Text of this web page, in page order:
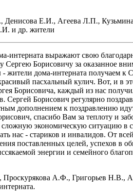
Денисова Е.И., Агеева Л.П.,
и др. жители
интерната выражают свою
Сергею Борисовичу за оказанное
жители дома-интерната получаем к
пасхальный кулич. Вот, и в
Борисовича, каждый из нас
Сергей Борисович регулярно
дополнением к поздравлению
спасибо Вам за теплоту и
экономическую ситуацию в
нас - стариков и инвалидов. От
поставленных целей, успехов в
энергии и семейного
А.Ф., Григорьев Н.В.,